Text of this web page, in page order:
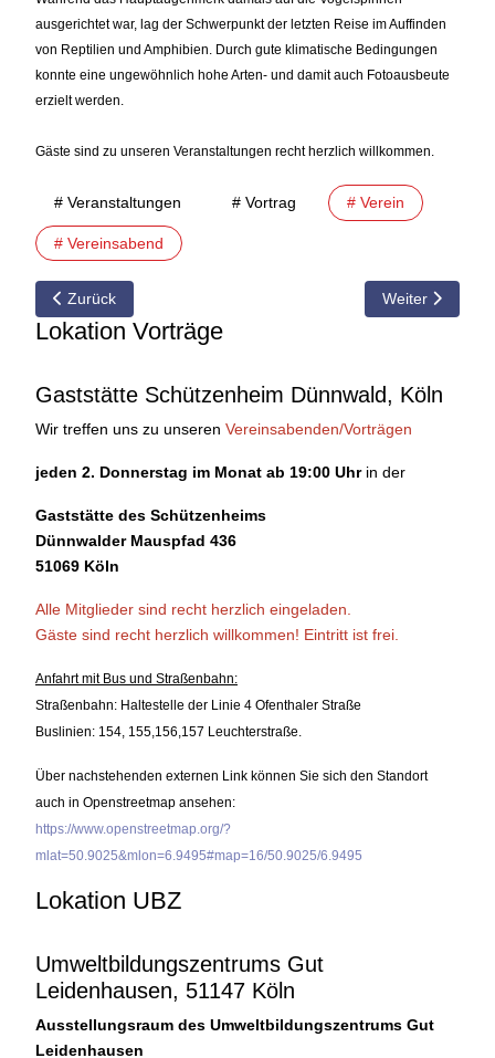
ausgerichtet war, lag der Schwerpunkt der letzten Reise im Auffinden
von Reptilien und Amphibien. Durch gute klimatische Bedingungen
konnte eine ungewöhnlich hohe Arten- und damit auch Fotoausbeute
erzielt werden.
Gäste sind zu unseren Veranstaltungen recht herzlich willkommen.
# Veranstaltungen # Vortrag # Verein
# Vereinsabend
Vorheriger Beitrag: 08.06.2009 Vorschau auf den
Zurück Nächster
Weiter
Lokation Vorträge
Gaststätte Schützenheim Dünnwald, Köln
Wir treffen uns zu unseren Vereinsabenden/Vorträgen
jeden 2. Donnerstag im Monat ab 19:00 Uhr in der
Gaststätte des Schützenheims
Dünnwalder Mauspfad 436
51069 Köln
Alle Mitglieder sind recht herzlich eingeladen.
Gäste sind recht herzlich willkommen! Eintritt ist frei.
Anfahrt mit Bus und Straßenbahn:
Straßenbahn: Haltestelle der Linie 4 Ofenthaler Straße
Buslinien: 154, 155,156,157 Leuchterstraße.
Über nachstehenden externen Link können Sie sich den Standort
auch in Openstreetmap ansehen:
https://www.openstreetmap.org/?
mlat=50.9025&mlon=6.9495#map=16/50.9025/6.9495
Lokation UBZ
Umweltbildungszentrums Gut
Leidenhausen, 51147 Köln
Ausstellungsraum des Umweltbildungszentrums Gut
Leidenhausen